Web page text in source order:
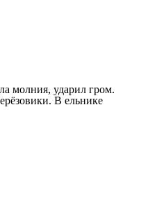
молния, ударил гром.
В ельнике